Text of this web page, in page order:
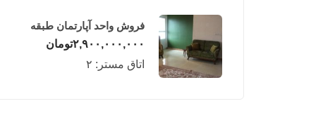
فروش واحد آپارتمان طبقه
چهارم در فریدونکنار
۲,۹۰۰,۰۰۰,۰۰۰تومان
اتاق مستر: ۲